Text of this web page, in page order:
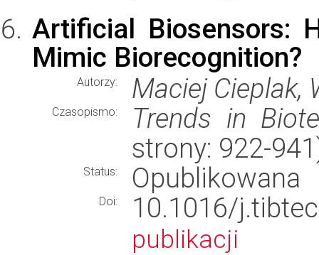
Artificial Biosensors:
Mimic Biorecognition?
Autorzy: Maciej Cieplak,
Czasopismo:
Trends in
strony: 922-
Status: Opublikowana
Doi: 10.1016/
publikacji